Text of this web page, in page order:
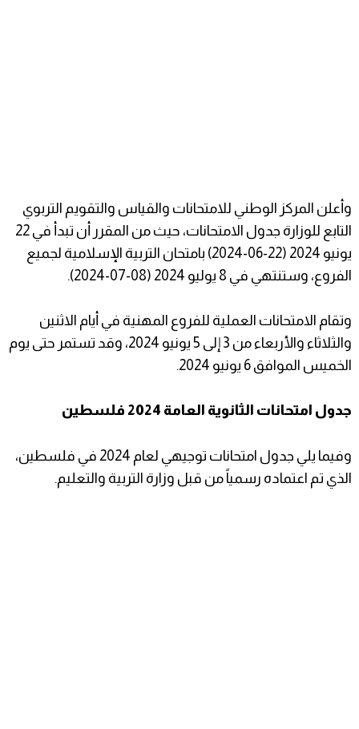
وأعلن المركز الوطني للامتحانات والقياس والتقويم التربوي
التابع للوزارة جدول الامتحانات، حيث من المقرر أن تبدأ في 22
يونيو 2024 (22-06-2024) بامتحان التربية الإسلامية لجميع
الفروع، وستنتهي في 8 يوليو 2024 (08-07-2024).
وتقام الامتحانات العملية للفروع المهنية في أيام الاثنين
والثلاثاء والأربعاء من 3 إلى 5 يونيو 2024، وقد تستمر حتى يوم
الخميس الموافق 6 يونيو 2024.
جدول امتحانات الثانوية العامة 2024 فلسطين
وفيما يلي جدول امتحانات توجيهي لعام 2024 في فلسطين،
الذي تم اعتماده رسمياً من قبل وزارة التربية والتعليم.